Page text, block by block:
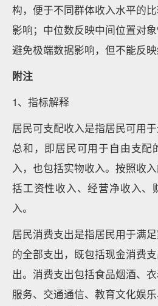
构，便于不同群体收入水平的
影响；中位数反映中间位置对
避免极端数据影响，但不能反映
附注
1、指标解释
居民可支配收入是指居民可用
总和，即居民可用于自由支配
入，也包括实物收入。按照收
括工资性收入、经营净收入、
入。
居民消费支出是指居民用于满
的全部支出，既包括现金消费
出。消费支出包括食品烟酒、
服务、交通通信、教育文化娱